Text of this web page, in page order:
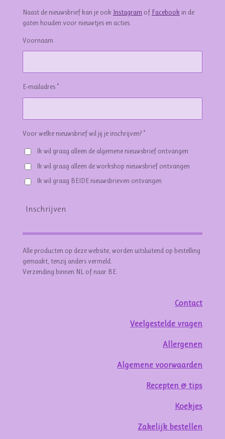
Naast de nieuwsbrief kan je ook Instagram of Facebook in de
gaten houden voor nieuwtjes en acties.
Voornaam
E-mailadres *
Voor welke nieuwsbrief wil jij je inschrijven? *
Ik wil graag alleen de algemene nieuwsbrief ontvangen
Ik wil graag alleen de workshop nieuwsbrief ontvangen
Ik wil graag BEIDE nieuwsbrieven ontvangen
Inschrijven
Alle producten op deze website, worden uitsluitend op bestelling
gemaakt, tenzij anders vermeld.
Verzending binnen NL of naar BE.
Contact
Veelgestelde vragen
Allergenen
Algemene voorwaarden
Recepten & tips
Koekjes
Zakelijk bestellen